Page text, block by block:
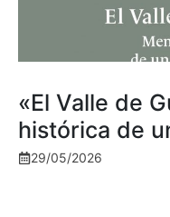
«El Valle de
histórica de
29/05/2026